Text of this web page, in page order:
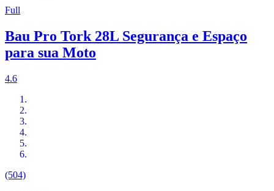
Full
Bau Pro Tork 28L Segurança e Espaço
para sua Moto
4.6
(504)